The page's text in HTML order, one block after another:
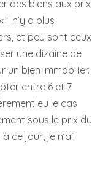
des biens aux prix
n’y a plus
et peu sont ceux
une dizaine de
un bien immobilier.
entre 6 et 7
eu le cas
sous le prix du
ce jour, je n’ai